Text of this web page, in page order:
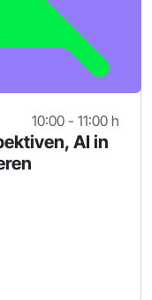
10:00 - 11:00 h
AI in